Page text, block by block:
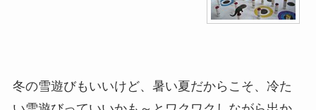
冬の雪遊びもいいけど、暑い夏だからこそ、冷た